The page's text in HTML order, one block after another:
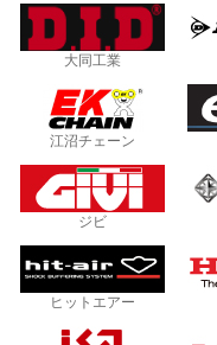
大同工業
江沼チェーン
ジビ
ヒットエアー